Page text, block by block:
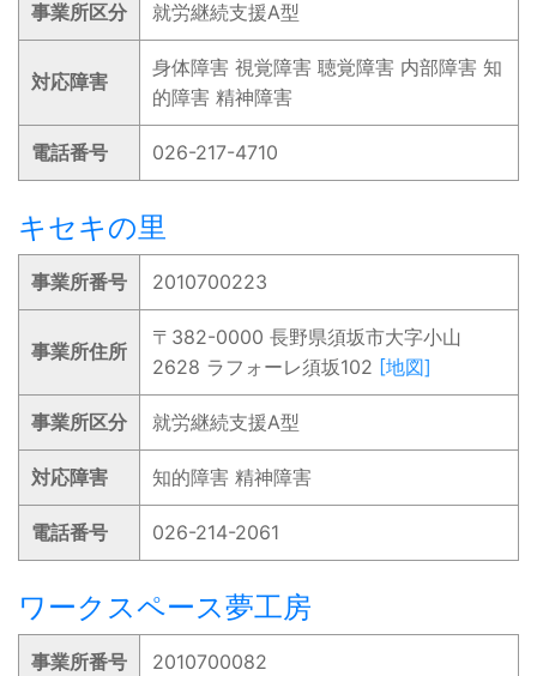
事業所区分 就労継続支援A型
対応障害
身体障害 視覚障害 聴覚障害 内部障害 知
的障害 精神障害
電話番号 026-217-4710
キセキの里
事業所番号 2010700223
事業所住所
〒382-0000 長野県須坂市大字小山
2628 ラフォーレ須坂102 [地図]
事業所区分 就労継続支援A型
対応障害 知的障害 精神障害
電話番号 026-214-2061
ワークスペース夢工房
事業所番号 2010700082